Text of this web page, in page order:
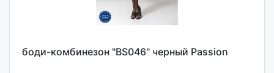
боди-комбинезон "BS046" черный Passion